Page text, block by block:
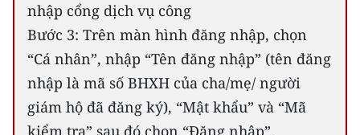
nhập cổng dịch vụ công
Bước 3: Trên màn hình đăng nhập, chọn
“Cá nhân”, nhập “Tên đăng nhập” (tên đăng
nhập là mã số BHXH của cha/mẹ/ người
giám hộ đã đăng ký), “Mật khẩu” và “Mã
kiểm tra” sau đó chọn “Đăng nhập”.